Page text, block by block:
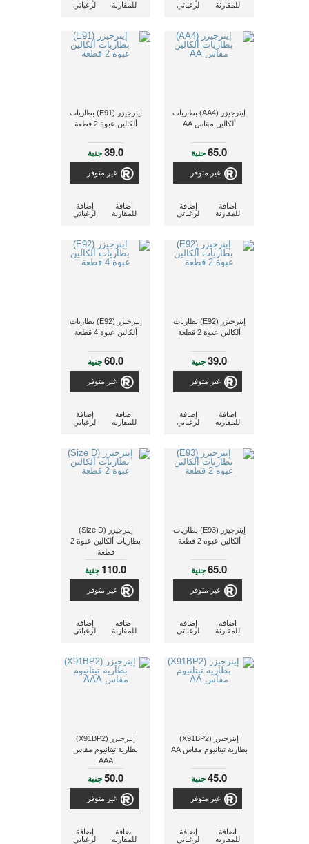
لرغباتي
للمقارنة
لرغباتي
للمقارنة
إينرجيزر (AA4) بطاريات
ألكالين مقاس AA
65.0جنية
غير متوفر
إضافة
لرغباتي
اضافة
للمقارنة
إينرجيزر (E91) بطاريات
ألكالين عبوة 2 قطعة
39.0جنية
غير متوفر
إضافة
لرغباتي
اضافة
للمقارنة
إينرجيزر (E92) بطاريات
ألكالين عبوة 2 قطعة
39.0جنية
غير متوفر
إضافة
لرغباتي
اضافة
للمقارنة
إينرجيزر (E92) بطاريات
ألكالين عبوة 4 قطعة
60.0جنية
غير متوفر
إضافة
لرغباتي
اضافة
للمقارنة
إينرجيزر (E93) بطاريات
ألكالين عبوه 2 قطعة
65.0جنية
غير متوفر
إضافة
لرغباتي
اضافة
للمقارنة
إينرجيزر (Size D)
بطاريات ألكالين عبوة 2
قطعة
110.0 جنية
غير متوفر
إضافة
لرغباتي
اضافة
للمقارنة
إينرجيزر (X91BP2)
بطارية تيتانيوم مقاس AA
45.0جنية
غير متوفر
إضافة
لرغباتي
اضافة
للمقارنة
إينرجيزر (X91BP2)
بطارية تيتانيوم مقاس
AAA
50.0جنية
غير متوفر
إضافة
لرغباتي
اضافة
للمقارنة